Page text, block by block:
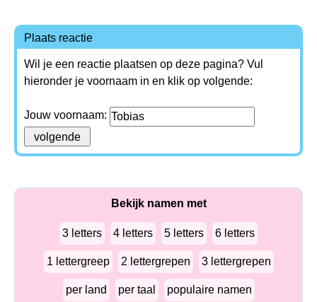
Plaats reactie
Wil je een reactie plaatsen op deze pagina? Vul
hieronder je voornaam in en klik op volgende:
Jouw voornaam:
Bekijk namen met
3 letters 4 letters 5 letters 6 letters
1 lettergreep 2 lettergrepen 3 lettergrepen
per land per taal populaire namen